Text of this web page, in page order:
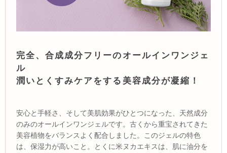
完全、合成成分フリーのオールインワンジェ
ル
潤いとくすみケアをする美容成分が凝縮！
安心と手軽さ、そして美肌効果がひとつになった、天然成分
のみのオールインワンジェルです。古くから重宝されてきた
美容植物をバランスよく配合しました。このジェルの特色
は、保湿力が高いこと。とくに米ヌカエキスは、肌に油分を